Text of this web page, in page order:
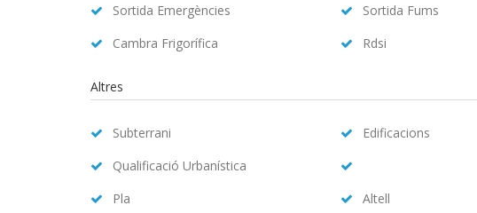
Sortida Emergències
Sortida Fums
Cambra Frigorífica
Rdsi
Altres
Subterrani Edificacions
Qualificació Urbanística
Pla
Altell